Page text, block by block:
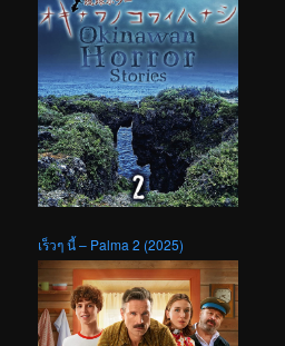
เร็วๆ นี้ – Palma 2 (2025)